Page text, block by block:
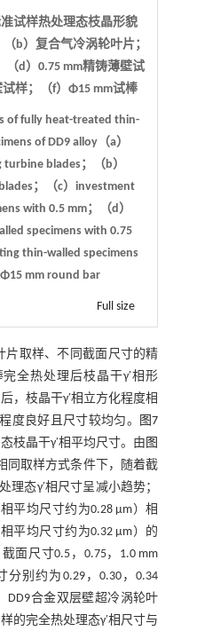
试样热处理态枝晶形貌
b）复合气冷涡轮叶片；
（d）0.75 mm精铸薄壁试
样；（f）Φ15 mm试棒
of fully heat-treated thin-
of DD9 alloy（a）
blades；（b）
；（c）investment
with 0.5 mm；（d）
specimens with 0.75
thin-walled specimens
mm round bar
Full size
片取样、不同截面尺寸的精
全热处理后枝晶干γ′相形
，枝晶干γ′相立方化程度相
度良好且尺寸较均匀。
图7
枝晶干γ′相平均尺寸。由 图
同取样方式条件下，随着截
理态γ′相尺寸呈减小趋势；
平均尺寸约为0.28 μm）相
平均尺寸约为0.32 μm）的
面尺寸0.5，0.75，1.0 mm
分别约为0.29，0.30，0.34
DD9合金双层壁超冷涡轮叶
的完全热处理态γ′相尺寸与